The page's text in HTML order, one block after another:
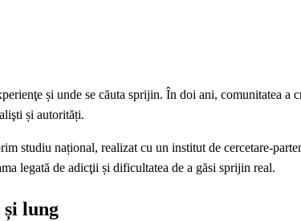
și unde se căuta sprijin. În doi ani, comunitatea a
și autorități.
studiu național, realizat cu un institut de
legată de adicţii și dificultatea de a găsi sprijin real.
și lung